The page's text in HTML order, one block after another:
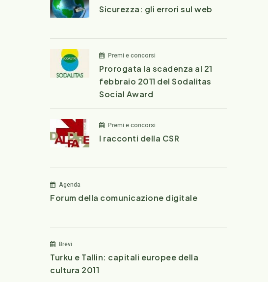
Sicurezza: gli errori sul web
Premi e concorsi
Prorogata la scadenza al 21
febbraio 2011 del Sodalitas
Social Award
Premi e concorsi
I racconti della CSR
Agenda
Forum della comunicazione digitale
Brevi
Turku e Tallin: capitali europee della
cultura 2011